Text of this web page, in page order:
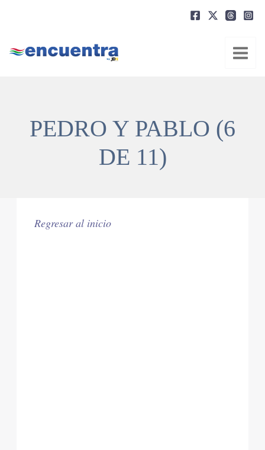
PEDRO Y PABLO (6
DE 11)
Regresar al inicio